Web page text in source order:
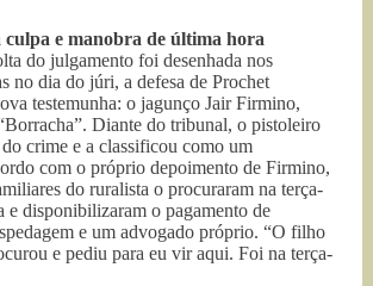
culpa e manobra de última hora
do julgamento foi desenhada nos
no dia do júri, a defesa de Prochet
testemunha: o jagunço Jair Firmino,
Diante do tribunal, o pistoleiro
crime e a classificou como um
com o próprio depoimento de Firmino,
do ruralista o procuraram na terça-
e disponibilizaram o pagamento de
e um advogado próprio. “O filho
e pediu para eu vir aqui. Foi na terça-